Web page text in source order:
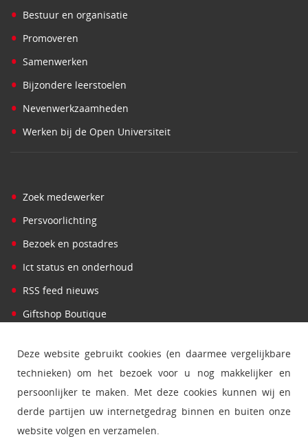
Deze website gebruikt cookies (en daarmee vergelijkbare
technieken) om het bezoek voor u nog makkelijker en
persoonlijker te maken. Met deze cookies kunnen wij en
derde partijen uw internetgedrag binnen en buiten onze
website volgen en verzamelen.
• Bestuur en organisatie
• Promoveren
• Samenwerken
• Bijzondere leerstoelen
• Nevenwerkzaamheden
• Werken bij de Open Universiteit
• Zoek medewerker
• Persvoorlichting
• Bezoek en postadres
• Ict status en onderhoud
• RSS feed nieuws
• Giftshop Boutique